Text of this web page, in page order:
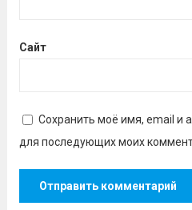
Сайт
Сохранить моё имя, email и
для последующих моих